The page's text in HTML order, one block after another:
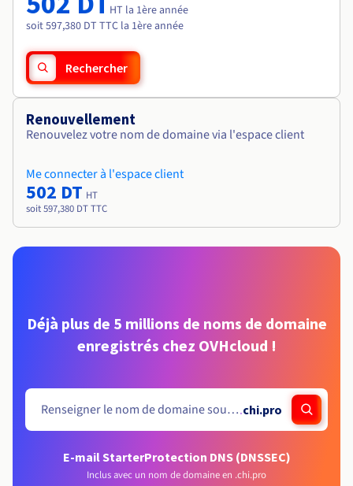
HT la 1ère année
soit 597,380 DT TTC la 1ère année
Rechercher
Renouvellement
Renouvelez votre nom de domaine via l'espace client
Me connecter à l'espace client
502 DT HT
soit 597,380 DT TTC
Déjà plus de 5 millions de noms de domaine
enregistrés chez OVHcloud !
.chi.pro
E-mail StarterProtection DNS (DNSSEC)
Inclus avec un nom de domaine en .chi.pro